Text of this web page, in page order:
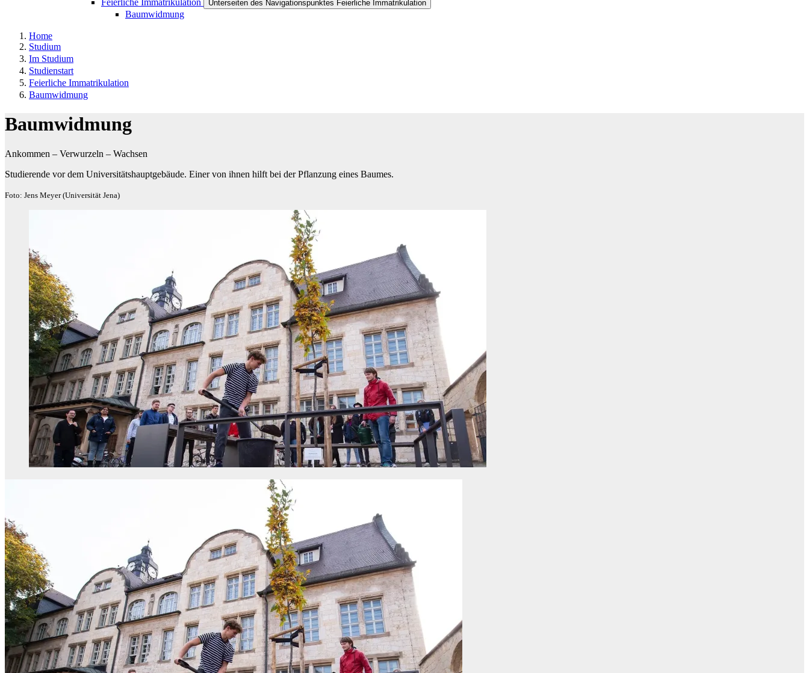
Feierliche Immatrikulation Unterseiten des Navigationspunktes Feierliche Immatrikulation
Baumwidmung
Home
Studium
Im Studium
Studienstart
Feierliche Immatrikulation
Baumwidmung
Baumwidmung
Ankommen – Verwurzeln – Wachsen
Studierende vor dem Universitätshauptgebäude. Einer von ihnen hilft bei der Pflanzung eines Baumes.
Foto: Jens Meyer (Universität Jena)